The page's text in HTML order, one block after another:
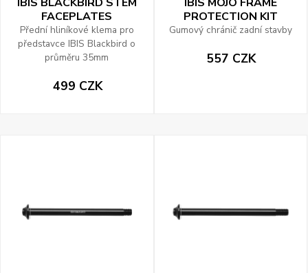
FACEPLATES
Přední hliníkové klema pro
představce IBIS Blackbird o
průměru 35mm
499 CZK
PROTECTION KIT
Gumový chránič zadní stavby
557 CZK